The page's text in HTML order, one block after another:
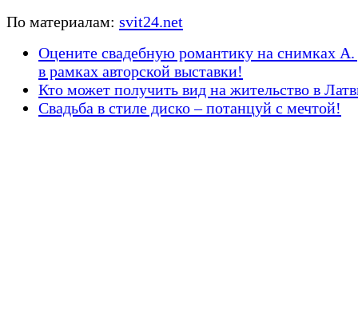
По материалам: svit24.net
Оцените свадебную романтику на снимках
в рамках авторской выставки!
Кто может получить вид на жительство в
Свадьба в стиле диско – потанцуй с мечтой!